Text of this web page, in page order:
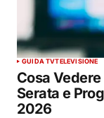
GUIDA TVTELEVISIONE
Cosa Vedere
Serata e
2026